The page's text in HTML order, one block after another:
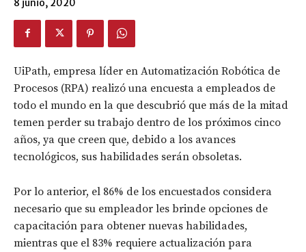
8 junio, 2020
UiPath, empresa líder en Automatización Robótica de
Procesos (RPA) realizó una encuesta a empleados de
todo el mundo en la que descubrió que más de la mitad
temen perder su trabajo dentro de los próximos cinco
años, ya que creen que, debido a los avances
tecnológicos, sus habilidades serán obsoletas.
Por lo anterior, el 86% de los encuestados considera
necesario que su empleador les brinde opciones de
capacitación para obtener nuevas habilidades,
mientras que el 83% requiere actualización para